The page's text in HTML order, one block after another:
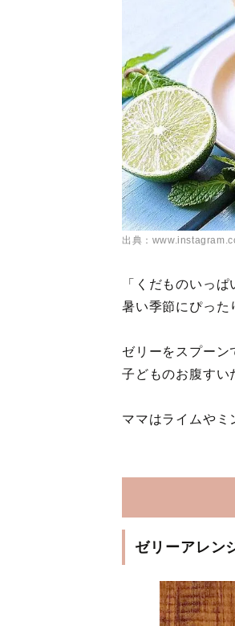
出典：
「くだものいっ
暑い季節にぴっ
ゼリーをスプーン
子どものお腹すい
ママはライムやミ
ゼリーアレン